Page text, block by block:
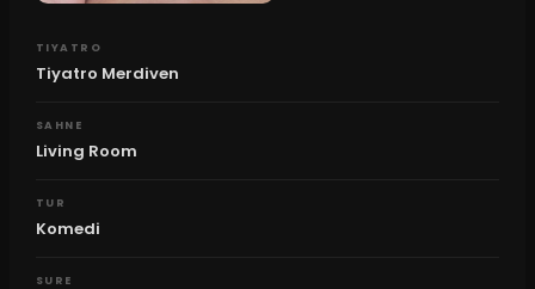
TIYATRO
Tiyatro Merdiven
SAHNE
Living Room
TUR
Komedi
SURE